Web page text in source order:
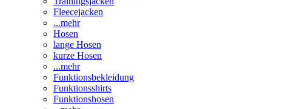
Fleecejacken
...mehr
Hosen
lange Hosen
kurze Hosen
...mehr
Funktionsbekleidung
Funktionsshirts
Funktionshosen